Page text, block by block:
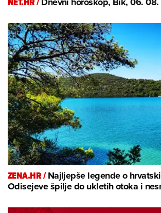
ZENA.HR /Najljepše legende o
Odisejeve špilje do ukletih otoka i